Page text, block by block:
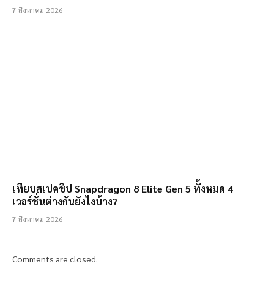
7 สิงหาคม 2026
เทียบสเปคชิป Snapdragon 8 Elite Gen 5 ทั้งหมด 4
เวอร์ชั่นต่างกันยังไงบ้าง?
7 สิงหาคม 2026
Comments are closed.